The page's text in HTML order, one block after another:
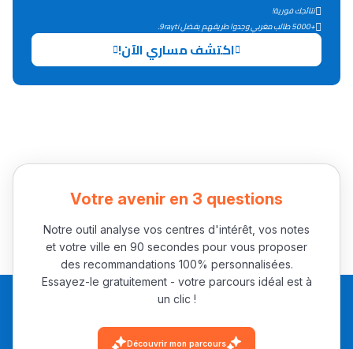
Collège au Maroc
Interviews/Vidéos
+ de 89 Interviews/Vidéos
دليل المهن
نتائجك فورية!
+5000 طالب مغربي وجدوا طريقهم بفضل 9rayti.
اكتشف مساري الآن!
Votre avenir en 3 questions
Notre outil analyse vos centres d'intérêt, vos notes
et votre ville en 90 secondes pour vous proposer
des recommandations 100% personnalisées.
Essayez-le gratuitement - votre parcours idéal est à
un clic !
Découvrir mon parcours